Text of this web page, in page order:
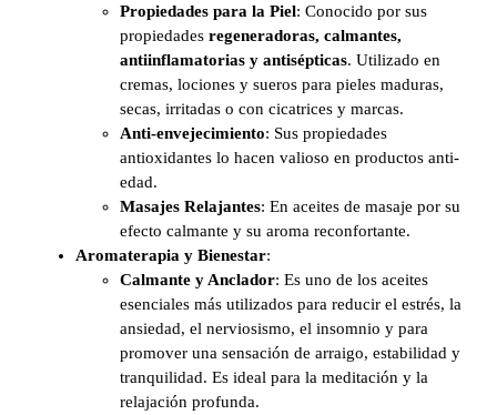
Propiedades para la Piel: Conocido por sus
propiedades regeneradoras, calmantes,
antiinflamatorias y antisépticas. Utilizado en
cremas, lociones y sueros para pieles maduras,
secas, irritadas o con cicatrices y marcas.
Anti-envejecimiento: Sus propiedades
antioxidantes lo hacen valioso en productos anti-
edad.
Masajes Relajantes: En aceites de masaje por su
efecto calmante y su aroma reconfortante.
Aromaterapia y Bienestar:
Calmante y Anclador: Es uno de los aceites
esenciales más utilizados para reducir el estrés, la
ansiedad, el nerviosismo, el insomnio y para
promover una sensación de arraigo, estabilidad y
tranquilidad. Es ideal para la meditación y la
relajación profunda.